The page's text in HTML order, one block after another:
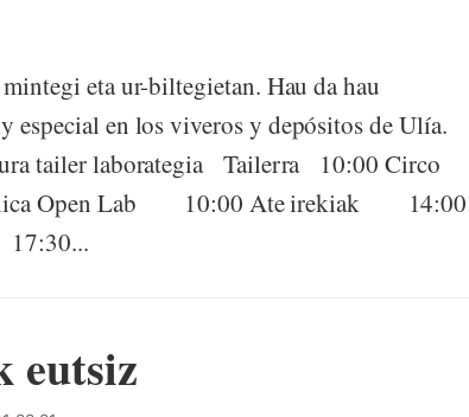
eta ur-biltegietan. Hau da hau
especial en los viveros y depósitos de Ulía.
tailer laborategia Tailerra 10:00 Circo
Open Lab 10:00 Ate irekiak 14:00
eutsiz